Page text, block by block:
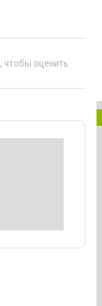
, чтобы оценить